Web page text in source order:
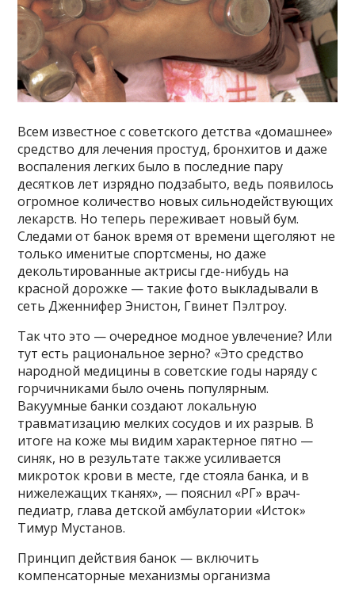
Всем известное с советского детства «домашнее»
средство для лечения простуд, бронхитов и даже
воспаления легких было в последние пару
десятков лет изрядно подзабыто, ведь появилось
огромное количество новых сильнодействующих
лекарств. Но теперь переживает новый бум.
Следами от банок время от времени щеголяют не
только именитые спортсмены, но даже
декольтированные актрисы где-нибудь на
красной дорожке — такие фото выкладывали в
сеть Дженнифер Энистон, Гвинет Пэлтроу.
Так что это — очередное модное увлечение? Или
тут есть рациональное зерно? «Это средство
народной медицины в советские годы наряду с
горчичниками было очень популярным.
Вакуумные банки создают локальную
травматизацию мелких сосудов и их разрыв. В
итоге на коже мы видим характерное пятно —
синяк, но в результате также усиливается
микроток крови в месте, где стояла банка, и в
нижележащих тканях», — пояснил «РГ» врач-
педиатр, глава детской амбулатории «Исток»
Тимур Мустанов.
Принцип действия банок — включить
компенсаторные механизмы организма